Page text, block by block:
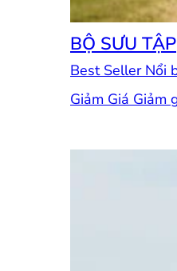
BỘ SƯU TẬP
Best Seller
Giảm Giá